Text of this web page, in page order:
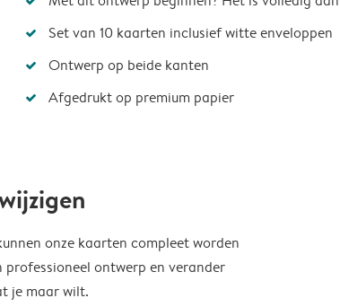
Set van 10 kaarten inclusief witte enveloppen
Ontwerp op beide kanten
Afgedrukt op premium papier
onze kaarten compleet worden
professioneel ontwerp en verander
je maar wilt.